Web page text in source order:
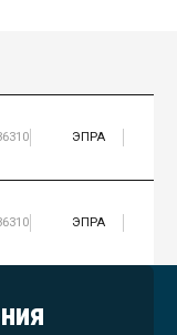
ЭПРА
ЭПРА